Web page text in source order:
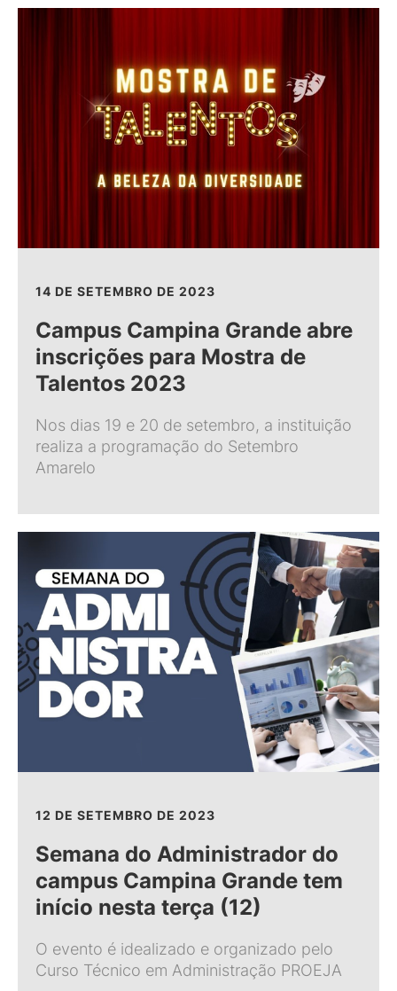
14 DE SETEMBRO DE 2023
Campus Campina Grande abre
inscrições para Mostra de
Talentos 2023
Nos dias 19 e 20 de setembro, a instituição
realiza a programação do Setembro
Amarelo
12 DE SETEMBRO DE 2023
Semana do Administrador do
campus Campina Grande tem
início nesta terça (12)
O evento é idealizado e organizado pelo
Curso Técnico em Administração PROEJA